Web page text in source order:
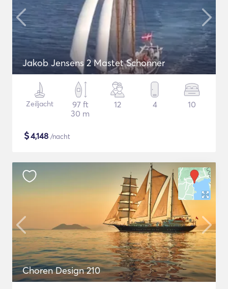
Jakob Jensens 2 Mastet Schonner
Zeiljacht
97 ft
30 m
12 4 10
$4,148 /nacht
Choren Design 210